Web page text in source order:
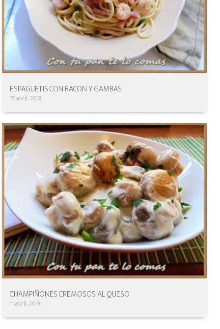
ESPAGUETIS CON BACON Y GAMBAS
17 abril, 2018
CHAMPIÑONES CREMOSOS AL QUESO
11 abril, 2018